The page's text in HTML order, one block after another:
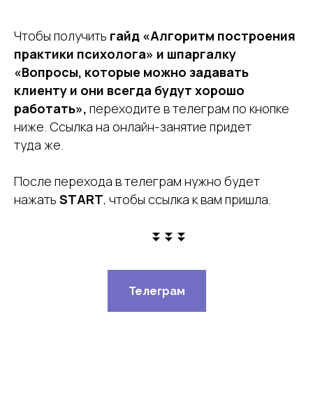
Чтобы получить гайд «Алгоритм построения
практики психолога» и шпаргалку
«Вопросы, которые можно задавать
клиенту и они всегда будут хорошо
работать», переходите в телеграм по кнопке
ниже. Ссылка на онлайн-занятие придет
туда же.
После перехода в телеграм нужно будет
нажать START, чтобы ссылка к вам пришла.
⏬⏬⏬
Телеграм